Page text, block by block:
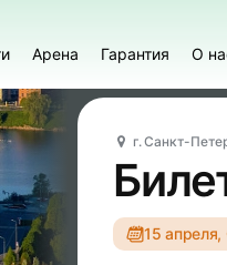
Арена Гарантия О
г. Санкт-
15 апреля,